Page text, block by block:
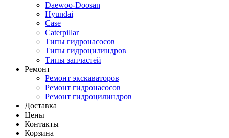
Daewoo-Doosan
Hyundai
Case
Caterpillar
Типы гидронасосов
Типы гидроцилиндров
Типы запчастей
Ремонт
Ремонт экскаваторов
Ремонт гидронасосов
Ремонт гидроцилиндров
Доставка
Цены
Контакты
Корзина